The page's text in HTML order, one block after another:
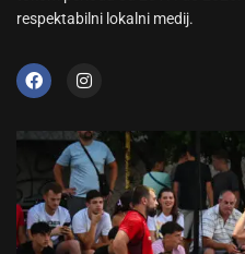
respektabilni lokalni medij.